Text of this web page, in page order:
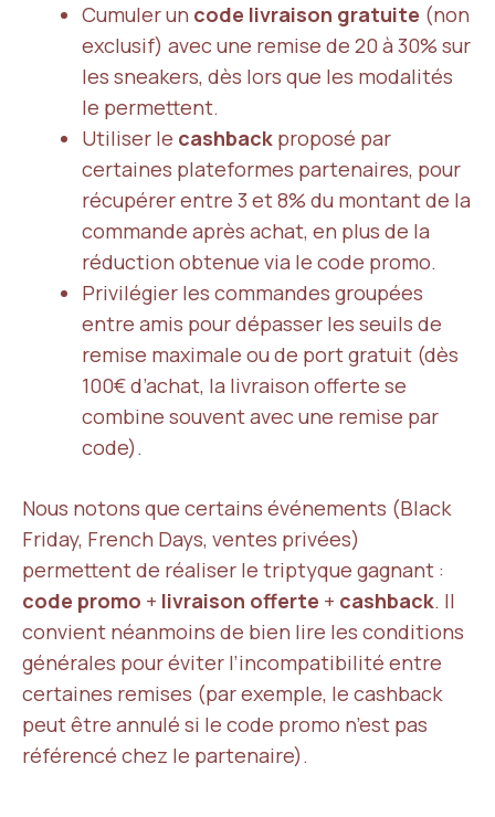
Cumuler un code livraison gratuite (non
exclusif) avec une remise de 20 à 30% sur
les sneakers, dès lors que les modalités
le permettent.
Utiliser le cashback proposé par
certaines plateformes partenaires, pour
récupérer entre 3 et 8% du montant de la
commande après achat, en plus de la
réduction obtenue via le code promo.
Privilégier les commandes groupées
entre amis pour dépasser les seuils de
remise maximale ou de port gratuit (dès
100€ d’achat, la livraison offerte se
combine souvent avec une remise par
code).
Nous notons que certains événements (Black
Friday, French Days, ventes privées)
permettent de réaliser le triptyque gagnant :
code promo + livraison offerte + cashback. Il
convient néanmoins de bien lire les conditions
générales pour éviter l’incompatibilité entre
certaines remises (par exemple, le cashback
peut être annulé si le code promo n’est pas
référencé chez le partenaire).